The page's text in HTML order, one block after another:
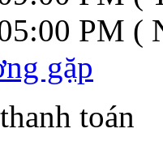
PM (
gặp
toán